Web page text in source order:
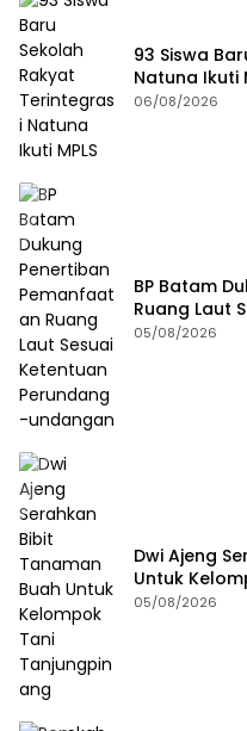
93 Siswa
Natuna Ikuti
06/08/2026
BP Batam
Ruang Laut
undangan
05/08/2026
Dwi Ajeng
Untuk
05/08/2026